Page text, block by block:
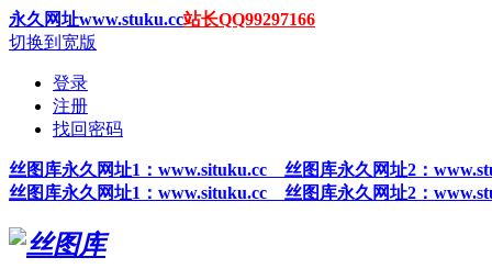
永久网址www.stuku.cc站长QQ99297166
切换到宽版
登录
注册
找回密码
丝图 库永久网址1 ：www.situku.cc 丝图库永久网址2：
丝图 库永久网址1 ：www.situku.cc 丝图库永久网址2：